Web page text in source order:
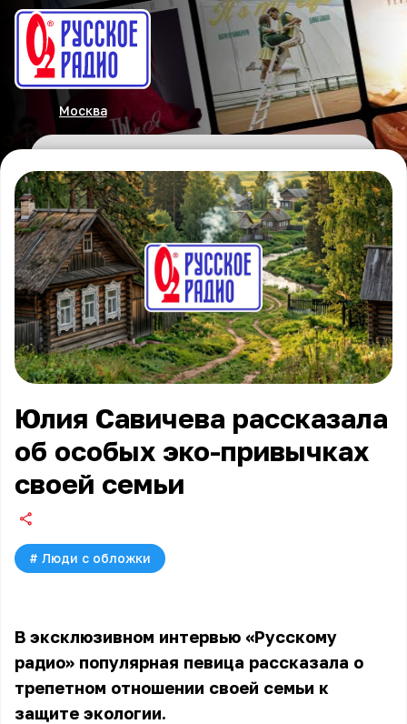
Москва
Юлия Савичева рассказала
об особых эко-привычках
своей семьи
# Люди с обложки
В эксклюзивном интервью «Русскому
радио» популярная певица рассказала о
трепетном отношении своей семьи к
защите экологии.